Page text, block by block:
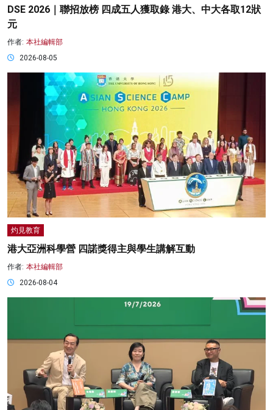
DSE 2026｜聯招放榜 四成五人獲取錄 港大、中大各取12狀
元
作者: 本社編輯部
2026-08-05
灼見教育
港大亞洲科學營 四諾獎得主與學生講解互動
作者: 本社編輯部
2026-08-04